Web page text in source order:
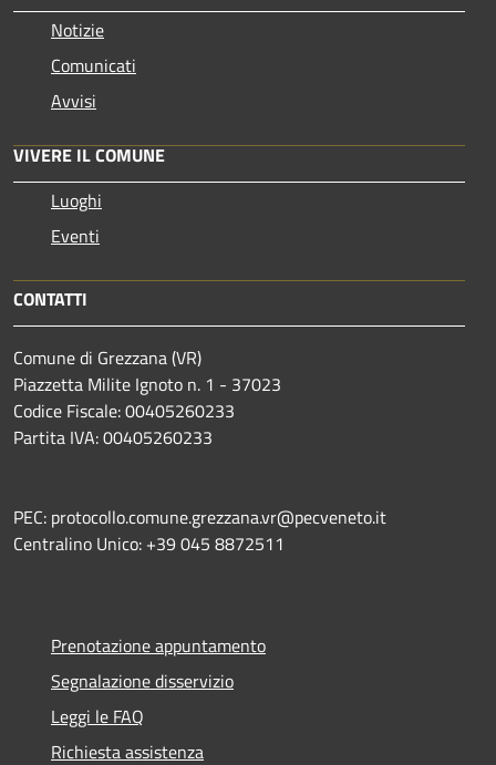
Notizie
Comunicati
Avvisi
VIVERE IL COMUNE
Luoghi
Eventi
CONTATTI
Comune di Grezzana (VR)
Piazzetta Milite Ignoto n. 1 - 37023
Codice Fiscale: 00405260233
Partita IVA: 00405260233
PEC: protocollo.comune.grezzana.vr@pecveneto.it
Centralino Unico: +39 045 8872511
Prenotazione appuntamento
Segnalazione disservizio
Leggi le FAQ
Richiesta assistenza